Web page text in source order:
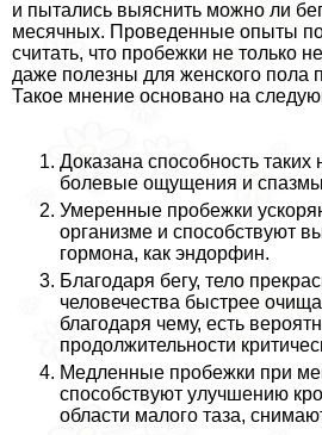
и пытались выяснить можно ли
мecячных. Проведенные опыты
считать, что пробежки не только
даже полезны для женского пола
Такое мнение основано на
Доказана способность таких
болевые ощущения и
Умеренные пробежки
организме и способствуют
гормона, как эндорфин.
Благодаря бегу, тело
человечества быстрее
благодаря чему, есть
продолжительности
Медленные пробежки при
способствуют улучшению
области малого таза,